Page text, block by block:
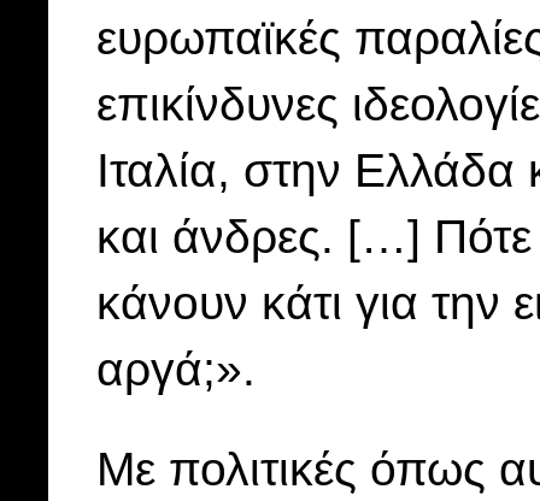
ευρωπαϊκές
επικίνδυνες
Ιταλία, στην
και άνδρες. […]
κάνουν κάτι για την
αργά;».
Με πολιτικές όπως